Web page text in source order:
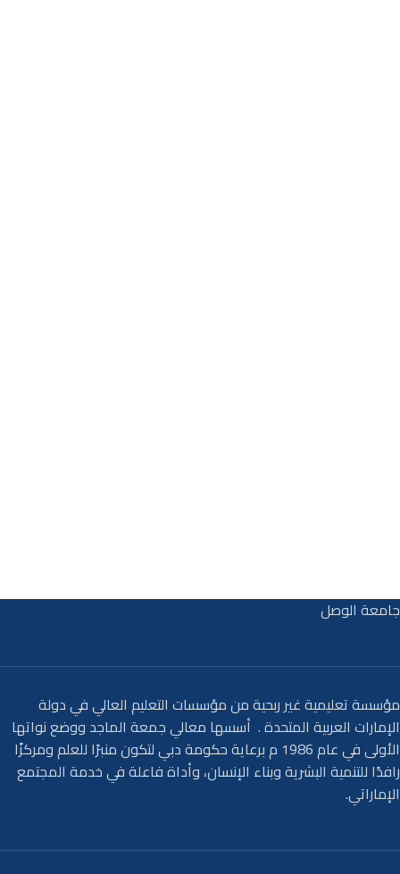
جامعة الوصل
مؤسسة تعليمية غير ربحية من مؤسسات التعليم العالي في دولة
الإمارات العربية المتحدة . أسسها معالي جمعة الماجد ووضع نواتها
الأولى في عام 1986 م برعاية حكومة دبي لتكون منبرًا للعلم ومركزًا
رافدًا للتنمية البشرية وبناء الإنسان، وأداة فاعلة في خدمة المجتمع
الإماراتي.